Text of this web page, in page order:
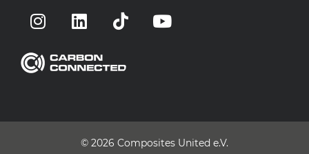
© 2026 Composites United e.V.